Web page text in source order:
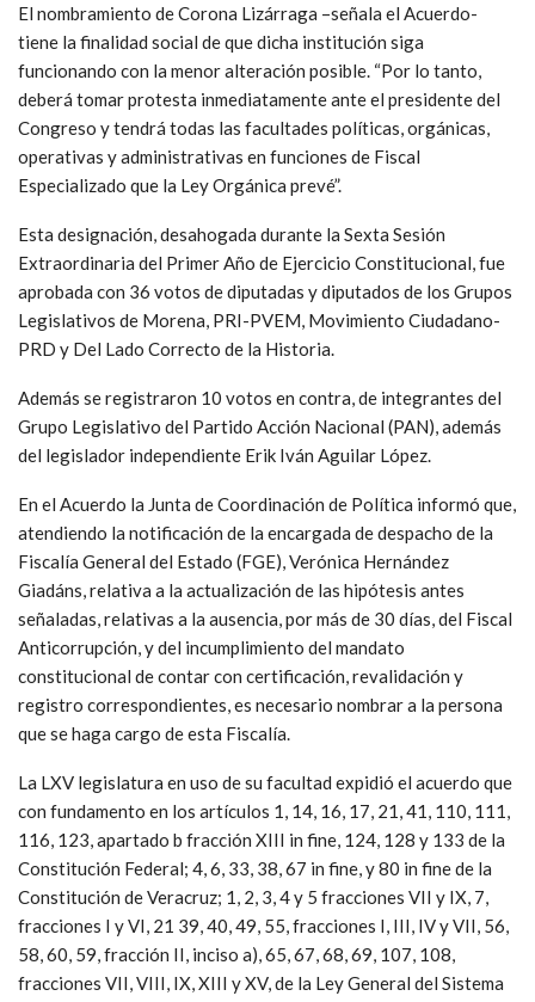
El nombramiento de Corona Lizárraga –señala el Acuerdo-
tiene la finalidad social de que dicha institución siga
funcionando con la menor alteración posible. “Por lo tanto,
deberá tomar protesta inmediatamente ante el presidente del
Congreso y tendrá todas las facultades políticas, orgánicas,
operativas y administrativas en funciones de Fiscal
Especializado que la Ley Orgánica prevé”.
Esta designación, desahogada durante la Sexta Sesión
Extraordinaria del Primer Año de Ejercicio Constitucional, fue
aprobada con 36 votos de diputadas y diputados de los Grupos
Legislativos de Morena, PRI-PVEM, Movimiento Ciudadano-
PRD y Del Lado Correcto de la Historia.
Además se registraron 10 votos en contra, de integrantes del
Grupo Legislativo del Partido Acción Nacional (PAN), además
del legislador independiente Erik Iván Aguilar López.
En el Acuerdo la Junta de Coordinación de Política informó que,
atendiendo la notificación de la encargada de despacho de la
Fiscalía General del Estado (FGE), Verónica Hernández
Giadáns, relativa a la actualización de las hipótesis antes
señaladas, relativas a la ausencia, por más de 30 días, del Fiscal
Anticorrupción, y del incumplimiento del mandato
constitucional de contar con certificación, revalidación y
registro correspondientes, es necesario nombrar a la persona
que se haga cargo de esta Fiscalía.
La LXV legislatura en uso de su facultad expidió el acuerdo que
con fundamento en los artículos 1, 14, 16, 17, 21, 41, 110, 111,
116, 123, apartado b fracción XIII in fine, 124, 128 y 133 de la
Constitución Federal; 4, 6, 33, 38, 67 in fine, y 80 in fine de la
Constitución de Veracruz; 1, 2, 3, 4 y 5 fracciones VII y IX, 7,
fracciones I y VI, 21 39, 40, 49, 55, fracciones I, III, IV y VII, 56,
58, 60, 59, fracción II, inciso a), 65, 67, 68, 69, 107, 108,
fracciones VII, VIII, IX, XIII y XV, de la Ley General del Sistema